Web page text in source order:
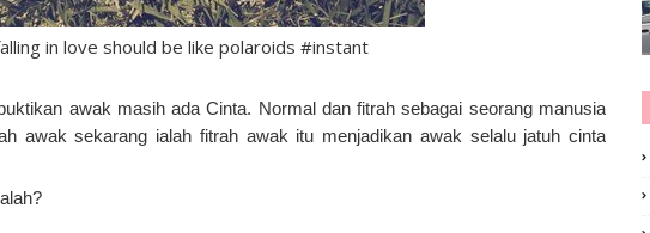
in love should be like polaroids #instant
awak masih ada Cinta. Normal dan fitrah sebagai seorang manusia
awak sekarang ialah fitrah awak itu menjadikan awak selalu jatuh cinta